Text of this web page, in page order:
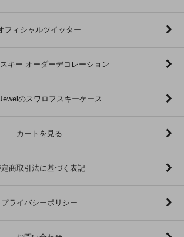
フィシャルツイッター
キー オーダーデコレーション
のスワロフスキーケース
カートを見る
商取引法に基づく表記
プライバシーポリシー